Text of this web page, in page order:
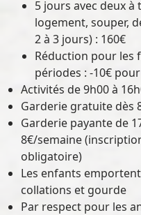
5 jours avec deux
logement, souper,
2 à 3 jours) : 160€
Réduction pour les
périodes : -10€
Activités de 9h00 à
Garderie gratuite dès
Garderie payante de
8€/semaine
obligatoire)
Les enfants
collations et gourde
Par respect pour les